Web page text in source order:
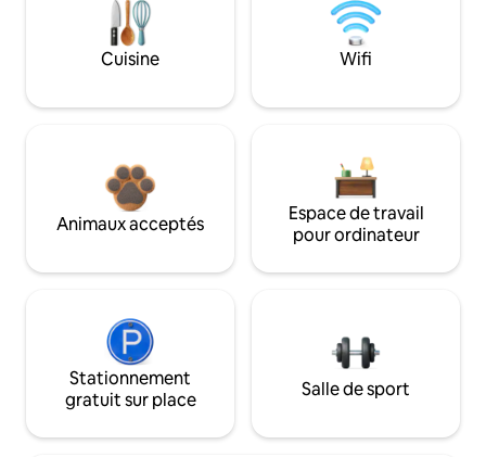
Cuisine Wifi
Animaux acceptés
Espace de travail
pour ordinateur
Stationnement
gratuit sur place
Salle de sport